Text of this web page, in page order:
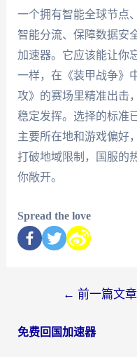
一个拥有智能全球节点
智能分流、保障数据安
加速器。它应该能让你
一样，在《装甲战争》
攻》的赛场里精准出击
稳定发挥。选择的标准
主要所在地和游戏偏好
打破地域限制，国服的
你敞开。
Spread the love
← 前一篇文章
免费回国加速器